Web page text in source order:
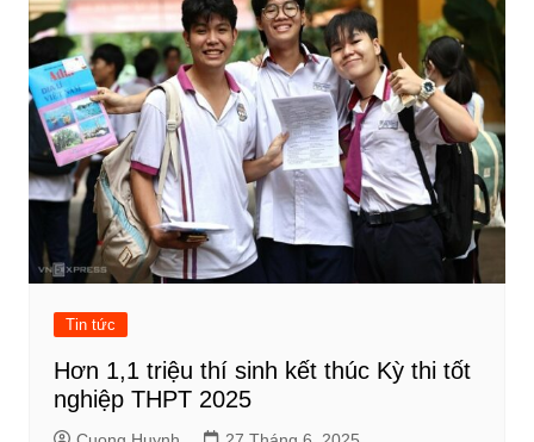
Tin tức
Hơn 1,1 triệu thí sinh kết thúc Kỳ thi tốt
nghiệp THPT 2025